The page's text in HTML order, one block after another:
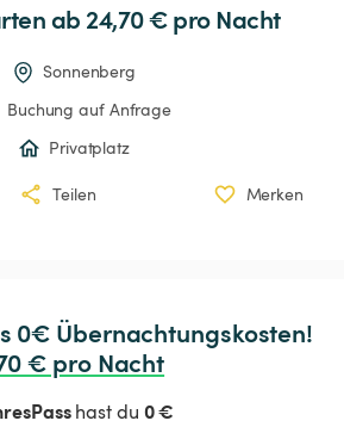
ab 24,70 € pro Nacht
Sonnenberg
Buchung auf Anfrage
Privatplatz
Teilen Merken
€ pro Nacht
hast du 0 €